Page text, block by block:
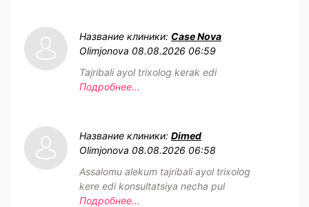
Название клиники: Case Nova
Olimjonova 08.08.2026 06:59
Tajribali ayol trixolog kerak edi
Подробнее...
Название клиники: Dimed
Olimjonova 08.08.2026 06:58
Assalomu alekum tajribali ayol trixolog
kere edi konsultatsiya necha pul
Подробнее...